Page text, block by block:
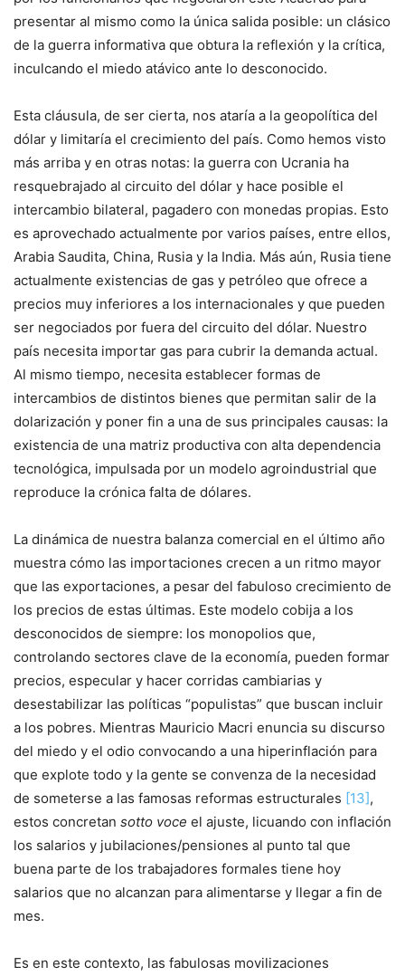
presentar al mismo como la única salida posible: un clásico
de la guerra informativa que obtura la reflexión y la crítica,
inculcando el miedo atávico ante lo desconocido.
Esta cláusula, de ser cierta, nos ataría a la geopolítica del
dólar y limitaría el crecimiento del país. Como hemos visto
más arriba y en otras notas: la guerra con Ucrania ha
resquebrajado al circuito del dólar y hace posible el
intercambio bilateral, pagadero con monedas propias. Esto
es aprovechado actualmente por varios países, entre ellos,
Arabia Saudita, China, Rusia y la India. Más aún, Rusia tiene
actualmente existencias de gas y petróleo que ofrece a
precios muy inferiores a los internacionales y que pueden
ser negociados por fuera del circuito del dólar. Nuestro
país necesita importar gas para cubrir la demanda actual.
Al mismo tiempo, necesita establecer formas de
intercambios de distintos bienes que permitan salir de la
dolarización y poner fin a una de sus principales causas: la
existencia de una matriz productiva con alta dependencia
tecnológica, impulsada por un modelo agroindustrial que
reproduce la crónica falta de dólares.
La dinámica de nuestra balanza comercial en el último año
muestra cómo las importaciones crecen a un ritmo mayor
que las exportaciones, a pesar del fabuloso crecimiento de
los precios de estas últimas. Este modelo cobija a los
desconocidos de siempre: los monopolios que,
controlando sectores clave de la economía, pueden formar
precios, especular y hacer corridas cambiarias y
desestabilizar las políticas “populistas” que buscan incluir
a los pobres. Mientras Mauricio Macri enuncia su discurso
del miedo y el odio convocando a una hiperinflación para
que explote todo y la gente se convenza de la necesidad
de someterse a las famosas reformas estructurales [13],
estos concretan sotto voce el ajuste, licuando con inflación
los salarios y jubilaciones/pensiones al punto tal que
buena parte de los trabajadores formales tiene hoy
salarios que no alcanzan para alimentarse y llegar a fin de
mes.
Es en este contexto, las fabulosas movilizaciones